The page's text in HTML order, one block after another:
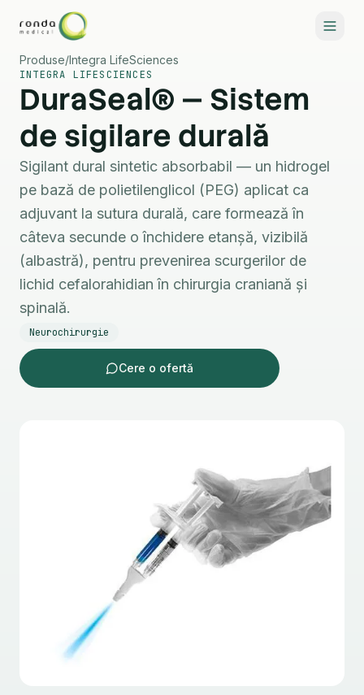
Specialități
Contactează-ne RO
Produse/Integra LifeSciences
INTEGRA LIFESCIENCES
DuraSeal® — Sistem
de sigilare durală
Sigilant dural sintetic absorbabil — un hidrogel
pe bază de polietilenglicol (PEG) aplicat ca
adjuvant la sutura durală, care formează în
câteva secunde o închidere etanșă, vizibilă
(albastră), pentru prevenirea scurgerilor de
lichid cefalorahidian în chirurgia craniană și
spinală.
Neurochirurgie
Cere o ofertă